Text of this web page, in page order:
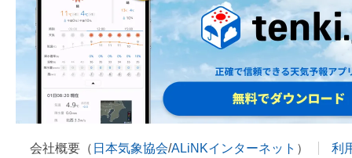
会社概要（ 日本気象協会/ALiNKインターネット ） 利